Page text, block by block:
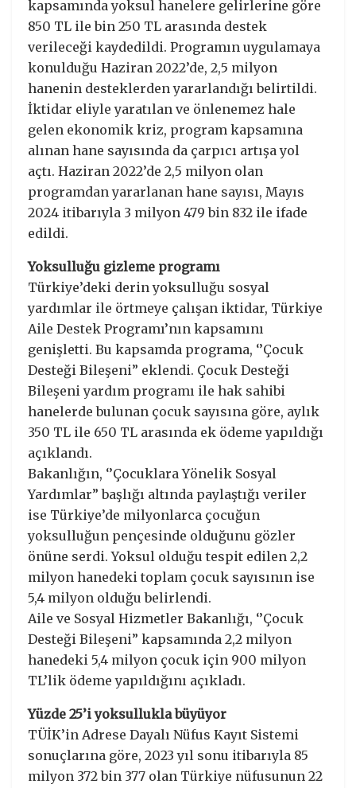
kapsamında yoksul hanelere gelirlerine göre
850 TL ile bin 250 TL arasında destek
verileceği kaydedildi. Programın uygulamaya
konulduğu Haziran 2022’de, 2,5 milyon
hanenin desteklerden yararlandığı belirtildi.
İktidar eliyle yaratılan ve önlenemez hale
gelen ekonomik kriz, program kapsamına
alınan hane sayısında da çarpıcı artışa yol
açtı. Haziran 2022’de 2,5 milyon olan
programdan yararlanan hane sayısı, Mayıs
2024 itibarıyla 3 milyon 479 bin 832 ile ifade
edildi.
Yoksulluğu gizleme programı
Türkiye’deki derin yoksulluğu sosyal
yardımlar ile örtmeye çalışan iktidar, Türkiye
Aile Destek Programı’nın kapsamını
genişletti. Bu kapsamda programa, ‘’Çocuk
Desteği Bileşeni” eklendi. Çocuk Desteği
Bileşeni yardım programı ile hak sahibi
hanelerde bulunan çocuk sayısına göre, aylık
350 TL ile 650 TL arasında ek ödeme yapıldığı
açıklandı.
Bakanlığın, ‘’Çocuklara Yönelik Sosyal
Yardımlar” başlığı altında paylaştığı veriler
ise Türkiye’de milyonlarca çocuğun
yoksulluğun pençesinde olduğunu gözler
önüne serdi. Yoksul olduğu tespit edilen 2,2
milyon hanedeki toplam çocuk sayısının ise
5,4 milyon olduğu belirlendi.
Aile ve Sosyal Hizmetler Bakanlığı, ‘’Çocuk
Desteği Bileşeni” kapsamında 2,2 milyon
hanedeki 5,4 milyon çocuk için 900 milyon
TL’lik ödeme yapıldığını açıkladı.
Yüzde 25’i yoksullukla büyüyor
TÜİK’in Adrese Dayalı Nüfus Kayıt Sistemi
sonuçlarına göre, 2023 yıl sonu itibarıyla 85
milyon 372 bin 377 olan Türkiye nüfusunun 22